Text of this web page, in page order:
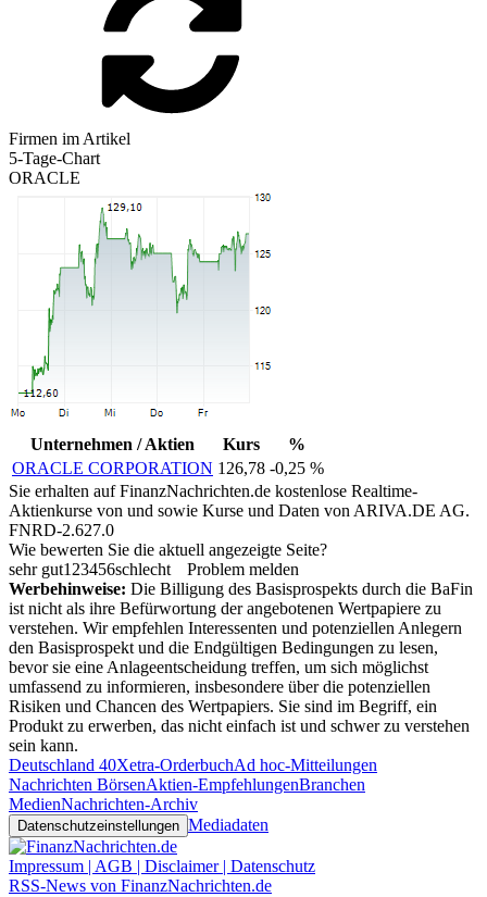
Firmen im Artikel
5-Tage-Chart
ORACLE
Unternehmen / Aktien Kurs
%
ORACLE CORPORATION 126,78 -0,25 %
Sie erhalten auf FinanzNachrichten.de kostenlose Realtime-
Aktienkurse von und sowie Kurse und Daten von ARIVA.DE AG.
FNRD-2.627.0
Wie bewerten Sie die aktuell angezeigte Seite?
sehr gut1 23456schlecht
Problem melden
Werbehinweise: Die Billigung des Basisprospekts durch die BaFin
ist nicht als ihre Befürwortung der angebotenen Wertpapiere zu
verstehen. Wir empfehlen Interessenten und potenziellen Anlegern
den Basisprospekt und die Endgültigen Bedingungen zu lesen,
bevor sie eine Anlageentscheidung treffen, um sich möglichst
umfassend zu informieren, insbesondere über die potenziellen
Risiken und Chancen des Wertpapiers. Sie sind im Begriff, ein
Produkt zu erwerben, das nicht einfach ist und schwer zu verstehen
sein kann.
Deutschland 40Xetra-OrderbuchAd hoc-Mitteilungen
Nachrichten BörsenAktien-EmpfehlungenBranchen
MedienNachrichten-Archiv
Datenschutzeinstellungen Mediadaten
Impressum | AGB | Disclaimer | Datenschutz
RSS-News von FinanzNachrichten.de